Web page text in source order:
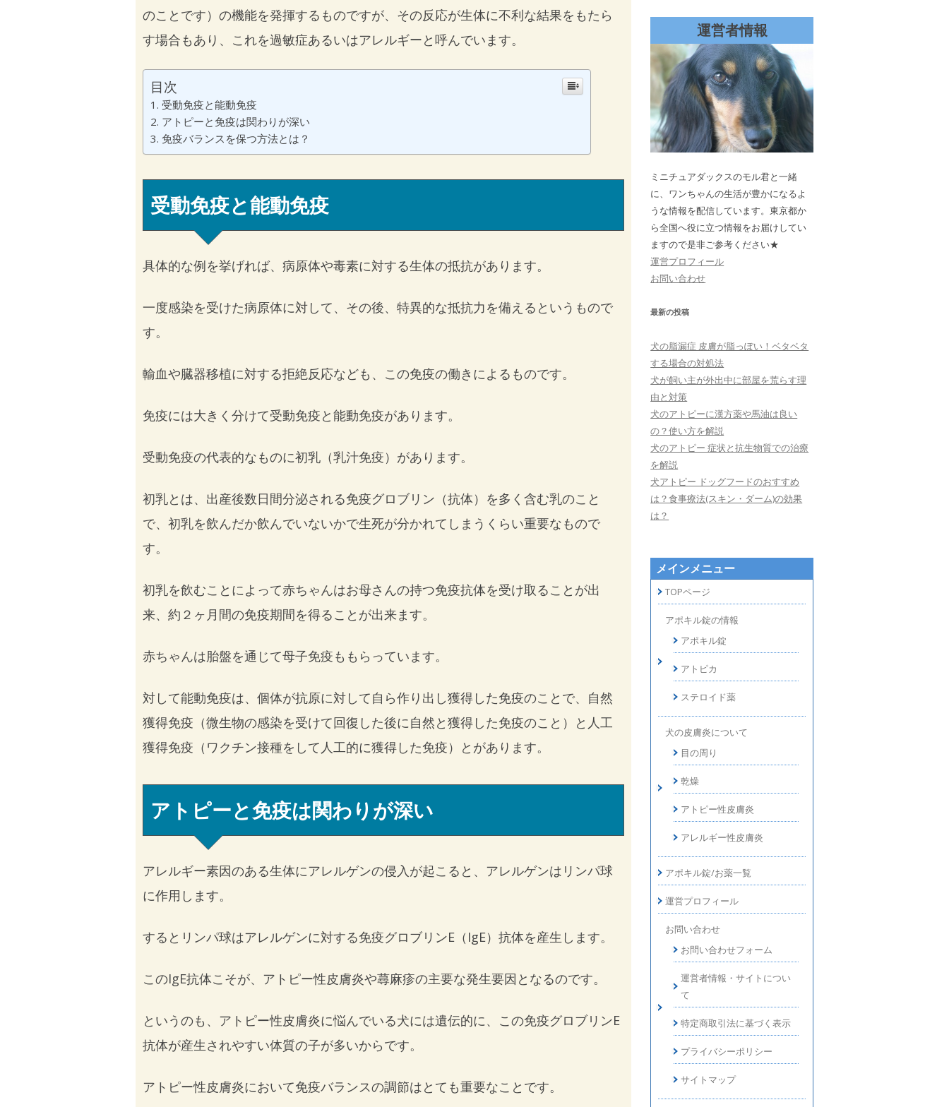
のことです）の機能を発揮するものですが、その反応が生体に不利な結果をもたら
す場合もあり、これを過敏症あるいはアレルギーと呼んでいます。
目次
受動免疫と能動免疫
アトピーと免疫は関わりが深い
免疫バランスを保つ方法とは？
受動免疫と能動免疫
具体的な例を挙げれば、病原体や毒素に対する生体の抵抗があります。
一度感染を受けた病原体に対して、その後、特異的な抵抗力を備えるというもので
す。
輸血や臓器移植に対する拒絶反応なども、この免疫の働きによるものです。
免疫には大きく分けて受動免疫と能動免疫があります。
受動免疫の代表的なものに初乳（乳汁免疫）があります。
初乳とは、出産後数日間分泌される免疫グロブリン（抗体）を多く含む乳のこと
で、初乳を飲んだか飲んでいないかで生死が分かれてしまうくらい重要なもので
す。
初乳を飲むことによって赤ちゃんはお母さんの持つ免疫抗体を受け取ることが出
来、約２ヶ月間の免疫期間を得ることが出来ます。
赤ちゃんは胎盤を通じて母子免疫ももらっています。
対して能動免疫は、個体が抗原に対して自ら作り出し獲得した免疫のことで、自然
獲得免疫（微生物の感染を受けて回復した後に自然と獲得した免疫のこと）と人工
獲得免疫（ワクチン接種をして人工的に獲得した免疫）とがあります。
アトピーと免疫は関わりが深い
アレルギー素因のある生体にアレルゲンの侵入が起こると、アレルゲンはリンパ球
に作用します。
するとリンパ球はアレルゲンに対する免疫グロブリンE（IgE）抗体を産生します。
このIgE抗体こそが、アトピー性皮膚炎や蕁麻疹の主要な発生要因となるのです。
というのも、アトピー性皮膚炎に悩んでいる犬には遺伝的に、この免疫グロブリンE
抗体が産生されやすい体質の子が多いからです。
アトピー性皮膚炎において免疫バランスの調節はとても重要なことです。
運営者情報
ミニチュアダックスのモル君と一緒
に、ワンちゃんの生活が豊かになるよ
うな情報を配信しています。東京都か
ら全国へ役に立つ情報をお届けしてい
ますので是非ご参考ください★
運営プロフィール
お問い合わせ
最新の投稿
犬の脂漏症 皮膚が脂っぽい！ベタベタ
する場合の対処法
犬が飼い主が外出中に部屋を荒らす理
由と対策
犬のアトピーに漢方薬や馬油は良い
の？使い方を解説
犬のアトピー 症状と抗生物質での治療
を解説
犬アトピー ドッグフードのおすすめ
は？食事療法(スキン・ダーム)の効果
は？
メインメニュー
TOPページ
アポキル錠の情報
アポキル錠
アトピカ
ステロイド薬
犬の皮膚炎について
目の周り
乾燥
アトピー性皮膚炎
アレルギー性皮膚炎
アポキル錠/お薬一覧
運営プロフィール
お問い合わせ
お問い合わせフォーム
運営者情報・サイトについ
て
特定商取引法に基づく表示
プライバシーポリシー
サイトマップ